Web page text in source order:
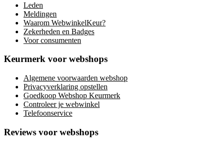
Leden
Meldingen
Waarom WebwinkelKeur?
Zekerheden en Badges
Voor consumenten
Keurmerk voor webshops
Algemene voorwaarden webshop
Privacyverklaring opstellen
Goedkoop Webshop Keurmerk
Controleer je webwinkel
Telefoonservice
Reviews voor webshops